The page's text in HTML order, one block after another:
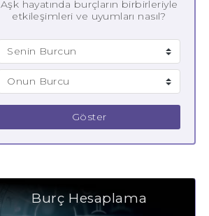
Aşk hayatında burçların birbirleriyle
etkileşimleri ve uyumları nasıl?
Göster
Burç Hesaplama